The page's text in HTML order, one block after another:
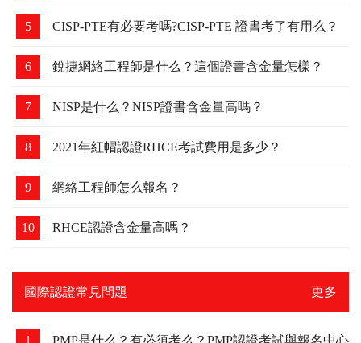
5 CISP-PTE有必要考嗎?CISP-PTE 證書考了有用么？
6 銳捷網絡工程師是什么？這個證書含金量怎樣？
7 NISP是什么？NISP證書含金量高嗎？
8 2021年紅帽認證RHCE考試費用是多少？
9 網絡工程師怎么報名？
10 RHCE認證含金量高嗎？
國際認證常見問題 更多
1 PMP是什么？有必須考么？PMP認證考試與報名中心